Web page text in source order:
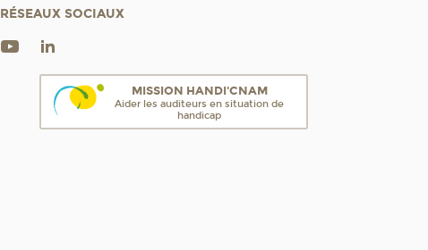
RÉSEAUX SOCIAUX
MISSION HANDI'CNAM
Aider les auditeurs en situation de
handicap